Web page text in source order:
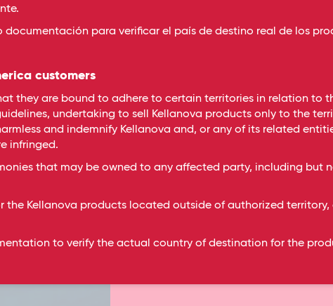
Visión
La sustentabilidad es
comienzo.
Conocer más
para verificar el país de destino real de los
customers
they are bound to adhere to certain territories in relation to
undertaking to sell Kellanova products only to the
and indemnify Kellanova and, or any of its related
infringed.
that may be owned to any affected party, including but
Kellanova products located outside of authorized
to verify the actual country of destination for the